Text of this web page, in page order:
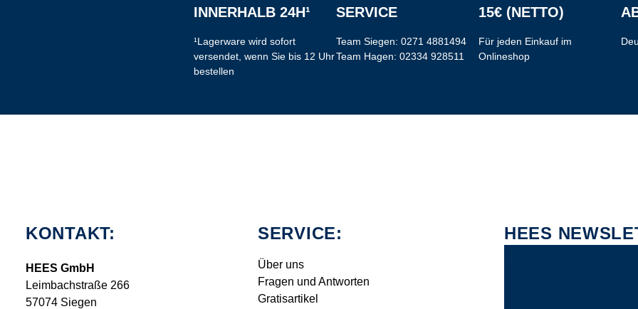
INNERHALB 24H¹
¹Lagerware wird sofort
versendet, wenn Sie bis 12 Uhr
bestellen
SERVICE
Team Siegen: 0271 4881494
Team Hagen: 02334 928511
15€ (NETTO)
Für jeden Einkauf im
Onlineshop
KONTAKT:
HEES GmbH
Leimbachstraße 266
57074 Siegen
SERVICE:
Über uns
Fragen und Antworten
Gratisartikel
HEES